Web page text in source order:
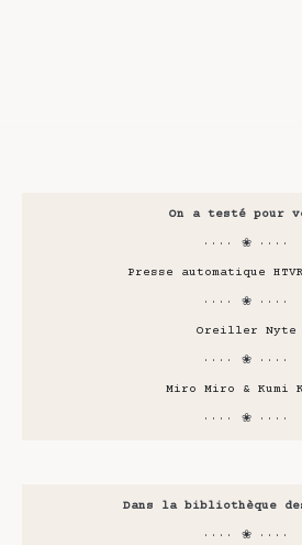
On a testé pour
···· ❀ ····
Presse automatique
···· ❀ ····
Oreiller Nyte
···· ❀ ····
Miro Miro & Kumi
···· ❀ ····
Dans la bibliothèque
···· ❀ ····